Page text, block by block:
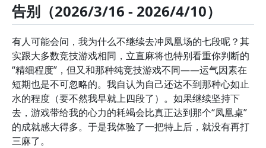
告别（2026/3/16 - 2026/4/10）
有人可能会问，我为什么不继续去冲凤凰场的七段呢？其
实跟大多数竞技游戏相同，立直麻将也特别看重你判断的
“精细程度”，但又和那种纯竞技游戏不同——运气因素在
短期也是不可忽略的。我自认为自己还达不到那种心如止
水的程度（要不然我早就上四段了）。如果继续坚持下
去，游戏带给我的心力的耗竭会比真正达到那个“凤凰桌”
的成就感大得多。于是我体验了一把特上后，就没有再打
三麻了。